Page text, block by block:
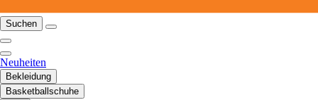
Suchen
Neuheiten
Bekleidung
Basketballschuhe